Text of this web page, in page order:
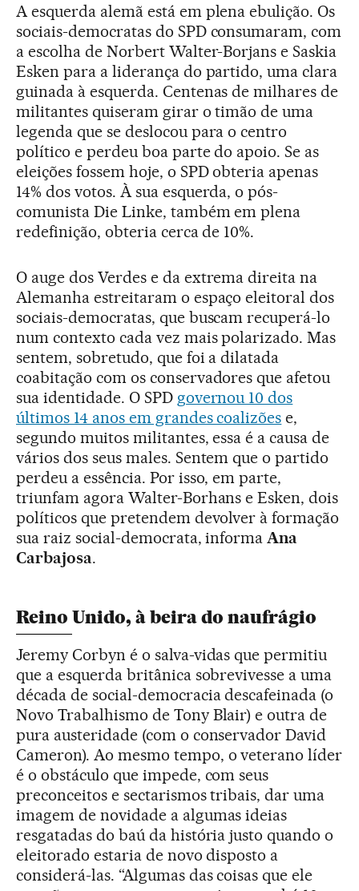
A esquerda alemã está em plena ebulição. Os
sociais-democratas do SPD consumaram, com
a escolha de Norbert Walter-Borjans e Saskia
Esken para a liderança do partido, uma clara
guinada à esquerda. Centenas de milhares de
militantes quiseram girar o timão de uma
legenda que se deslocou para o centro
político e perdeu boa parte do apoio. Se as
eleições fossem hoje, o SPD obteria apenas
14% dos votos. À sua esquerda, o pós-
comunista Die Linke, também em plena
redefinição, obteria cerca de 10%.
O auge dos Verdes e da extrema direita na
Alemanha estreitaram o espaço eleitoral dos
sociais-democratas, que buscam recuperá-lo
num contexto cada vez mais polarizado. Mas
sentem, sobretudo, que foi a dilatada
coabitação com os conservadores que afetou
sua identidade. O SPD governou 10 dos
últimos 14 anos em grandes coalizões e,
segundo muitos militantes, essa é a causa de
vários dos seus males. Sentem que o partido
perdeu a essência. Por isso, em parte,
triunfam agora Walter-Borhans e Esken, dois
políticos que pretendem devolver à formação
sua raiz social-democrata, informaAna
Carbajosa.
Reino Unido, à beira do naufrágio
Jeremy Corbyn é o salva-vidas que permitiu
que a esquerda britânica sobrevivesse a uma
década de social-democracia descafeinada (o
Novo Trabalhismo de Tony Blair) e outra de
pura austeridade (com o conservador David
Cameron). Ao mesmo tempo, o veterano líder
é o obstáculo que impede, com seus
preconceitos e sectarismos tribais, dar uma
imagem de novidade a algumas ideias
resgatadas do baú da história justo quando o
eleitorado estaria de novo disposto a
considerá-las. “Algumas das coisas que ele